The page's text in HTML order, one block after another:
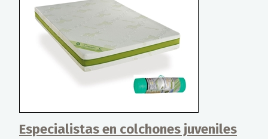
Especialistas en colchones juveniles